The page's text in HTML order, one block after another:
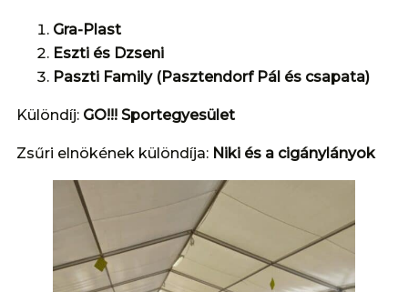
Gra-Plast
Eszti és Dzseni
Paszti Family (Pasztendorf Pál és csapata)
Különdíj: GO!!! Sportegyesület
Zsűri elnökének különdíja: Niki és a cigánylányok